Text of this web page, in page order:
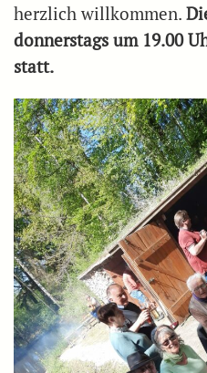
herzlich willkommen.
donnerstags um 19.00
statt.